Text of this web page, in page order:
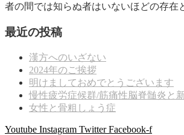
者の間では知らぬ者はいないほどの存在
最近の投稿
漢方へのいざない
2024年のご挨拶
明けましておめでとうございます
慢性疲労症候群/筋痛性脳脊髄炎と
女性と骨粗しょう症
Youtube Instagram Twitter Facebook-f